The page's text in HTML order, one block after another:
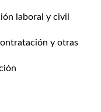
laboral y civil
y otras